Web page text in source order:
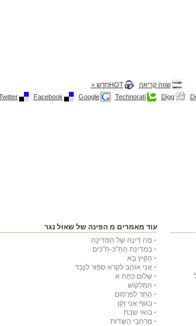
שווה קריאה
HOTחדש +
Digg
Technorati
Google
Facebook
עוד מאמרים מ הפינה של שאול נגר
מָה דִּינָהּ שֶׁל הַמְּדִינָה
בִּמְדִינַת הַחַ"כּ-חַ"כִּים
הַקַּיִץ בָּא
אֲנִי אוֹהֵב לִקְרֹא סִפּוּר לַנֶּכֶד
שָׁלוֹם כִּתָּה א
הַמַּלְקוֹשׁ
הֻתַּר לְפִרְסוּם
בַּגּוּף אֲנִי זָקֵן
בואי שבת
מֶרְחֲבֵי הַשָּׂדוֹת